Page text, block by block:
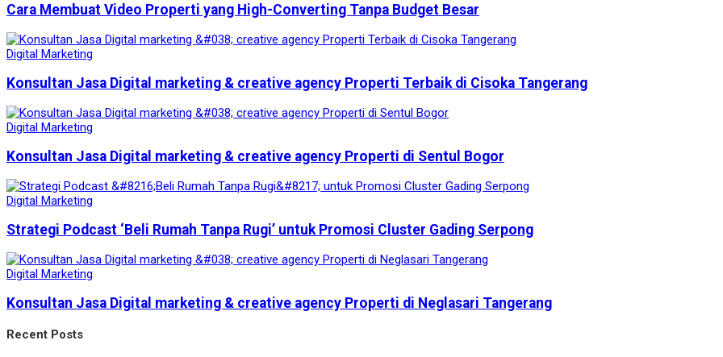
Cara Membuat Video Properti yang High-Converting Tanpa Budget Besar
Digital Marketing
Konsultan Jasa Digital marketing & creative agency Properti Terbaik di Cisoka Tangerang
Digital Marketing
Konsultan Jasa Digital marketing & creative agency Properti di Sentul Bogor
Digital Marketing
Strategi Podcast ‘Beli Rumah Tanpa Rugi’ untuk Promosi Cluster Gading Serpong
Digital Marketing
Konsultan Jasa Digital marketing & creative agency Properti di Neglasari Tangerang
Recent Posts